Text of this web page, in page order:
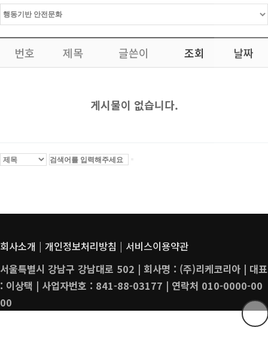
번호 제목 글쓴이 조회 날짜
게시물이 없습니다.
회사소개 | 개인정보처리방침 | 서비스이용약관
서울특별시 강남구 강남대로 502 | 회사명 : (주)리케코리아 | 대표
: 이상택 | 사업자번호 : 841-88-03177 | 연락처 010-0000-00
00